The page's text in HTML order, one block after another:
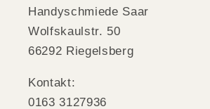
Handyschmiede Saar
Wolfskaulstr. 50
66292 Riegelsberg
Kontakt:
0163 3127936